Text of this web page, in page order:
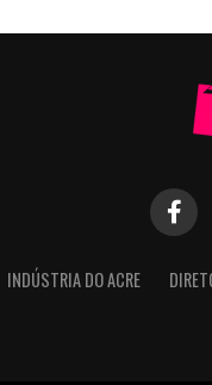
INDÚSTRIA DO ACRE